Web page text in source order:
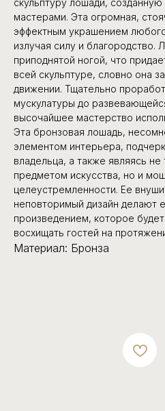
мастерами. Эта огромная,
эффектным украшением
излучая силу и благородство.
приподнятой ногой, что
всей скульптуре, словно она
движении. Тщательно
мускулатуры до
высочайшее мастерство
Эта бронзовая лошадь,
элементом интерьера,
владельца, а также являясь
предметом искусства, но и
целеустремленности. Ее
неповторимый дизайн делают
произведением, которое будет
восхищать гостей на
Материал: Бронза